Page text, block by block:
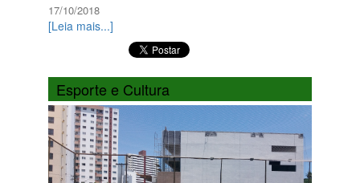
17/10/2018
[Leia mais...]
Esporte e Cultura